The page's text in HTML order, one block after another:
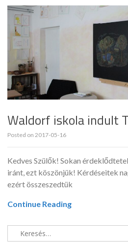
Waldorf iskola indult
Posted on 2017-05-16
Kedves Szülők! Sokan
iránt, ezt köszönjük! Kérdéseitek
ezért összeszedtük
Continue Reading
Keresés: